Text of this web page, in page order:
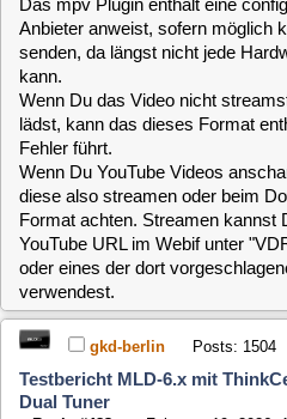
diese also streamen oder beim
Format achten. Streamen kannst Du
YouTube URL im Webif unter "VDR
oder eines der dort vorgeschlagenen
verwendest.
Testbericht MLD-6.x mit ThinkCentre
Dual Tuner
«Reply #483 on:February 19, 2026, 18:50:01
Es ist schon merkwürdig, die ersten 2
Youtube stammenden Serie sind ok. Die
Folgen bringen die MLD zum Absturz.
Ich habe einfach das
kann ich alle Folgen in der MLD
Gruß Gerhard
gkd-berlin Posts: 1504